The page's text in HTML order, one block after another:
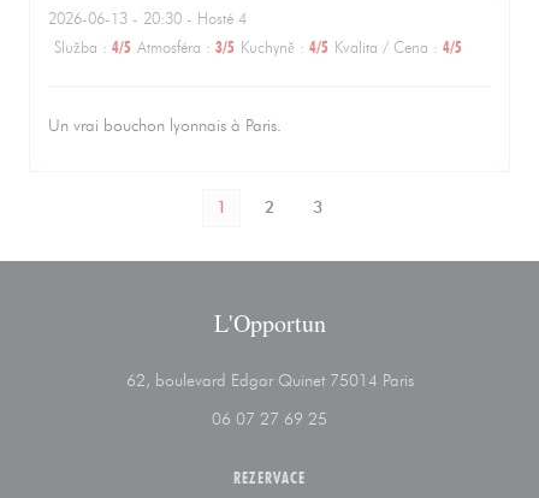
2026-06-13 - 20:30 - Hosté 4
Služba : 4/5 Atmosféra : 3/5 Kuchyně : 4/5 Kvalita / Cena : 4/5
Un vrai bouchon lyonnais à Paris.
1 2 3
L'Opportun
62, boulevard Edgar Quinet 75014 Paris((otevře se v
06 07 27 69 25
REZERVACE